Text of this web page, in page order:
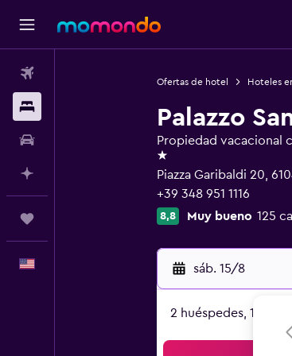
Ofertas de hotel Hoteles
Palazzo
Propiedad vacacional
1 estrella
Piazza Garibaldi 20,
+39 348 951 1116
8,8 Muy bueno 125
sáb. 15/8
2 huéspedes, 1